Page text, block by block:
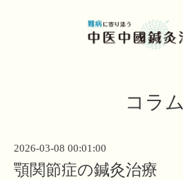
コラム
2026-03-08 00:01:00
顎関節症の鍼灸治療